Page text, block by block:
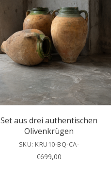
Set aus drei authentischen
Olivenkrügen
SKU: KRU10-BQ-CA-
€699,00